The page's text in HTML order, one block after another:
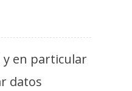
y en particular
datos